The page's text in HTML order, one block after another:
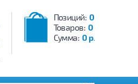
Позиций: 0
Товаров: 0
Сумма: 0 р.